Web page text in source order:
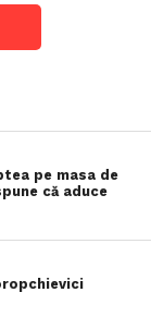
pe masa de
că aduce